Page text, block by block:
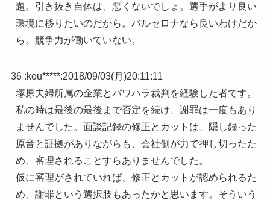
題。引き抜き自体は、悪くないでしょ。選手がより良い
環境に移りたいのだから。バルセロナなら良いわけだか
ら。競争力が働いていない。
36 :kou*****:2018/09/03(月)20:11:11
塚原夫婦所属の企業とパワハラ裁判を経験した者です。
私の時は最後の最後まで否定を続け、謝罪は一度もあり
ませんでした。面談記録の修正とカットは、隠し録った
原音と証拠がありながらも、会社側が力で押し切ったた
め、審理されることすらありませんでした。
仮に審理がされていれば、修正とカットが認められるた
め、謝罪という選択肢もあったかと思います。そういう